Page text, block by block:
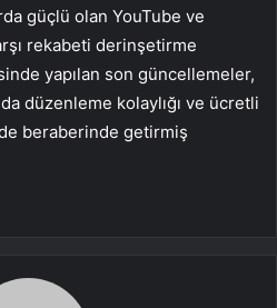
güçlü olan YouTube ve
rekabeti derinşetirme
yapılan son güncellemeler,
düzenleme kolaylığı ve ücretli
beraberinde getirmiş